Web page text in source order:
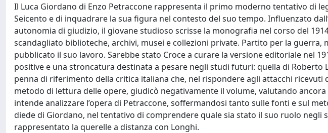
Il Luca Giordano di Enzo Petraccone rappresenta il primo moderno tentativo di
Seicento e di inquadrare la sua figura nel contesto del suo tempo. Influenzato
autonomia di giudizio, il giovane studioso scrisse la monografia nel corso del
scandagliato biblioteche, archivi, musei e collezioni private. Partito per la guerra,
pubblicato il suo lavoro. Sarebbe stato Croce a curare la versione editoriale nel
positive e una stroncatura destinata a pesare negli studi futuri: quella di Roberto
penna di riferimento della critica italiana che, nel rispondere agli attacchi
metodo di lettura delle opere, giudicò negativamente il volume, valutando
intende analizzare l’opera di Petraccone, soffermandosi tanto sulle fonti e sul
diede di Giordano, nel tentativo di comprendere quale sia stato il suo ruolo negli
rappresentato la querelle a distanza con Longhi.